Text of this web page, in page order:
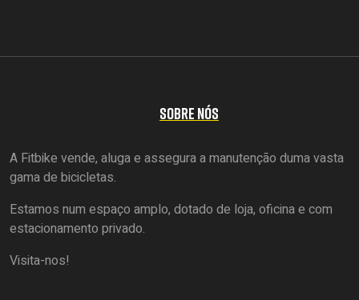
SOBRE NÓS
A Fitbike vende, aluga e assegura a manutenção duma vasta
gama de bicicletas.
Estamos num espaço amplo, dotado de loja, oficina e com
estacionamento privado.
Visita-nos!